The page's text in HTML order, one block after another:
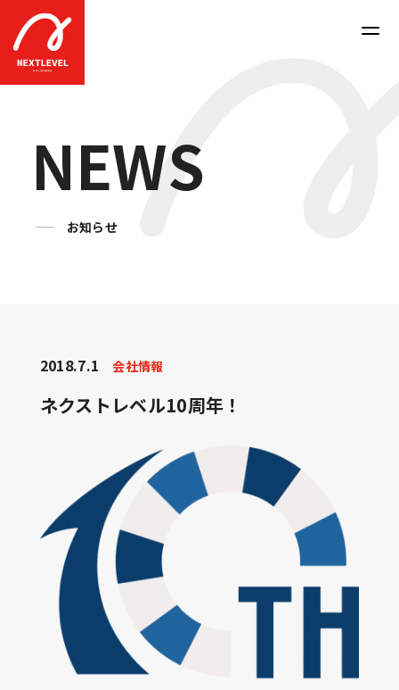
NEWS
お知らせ
2018.7.1 会社情報
ネクストレベル10周年！